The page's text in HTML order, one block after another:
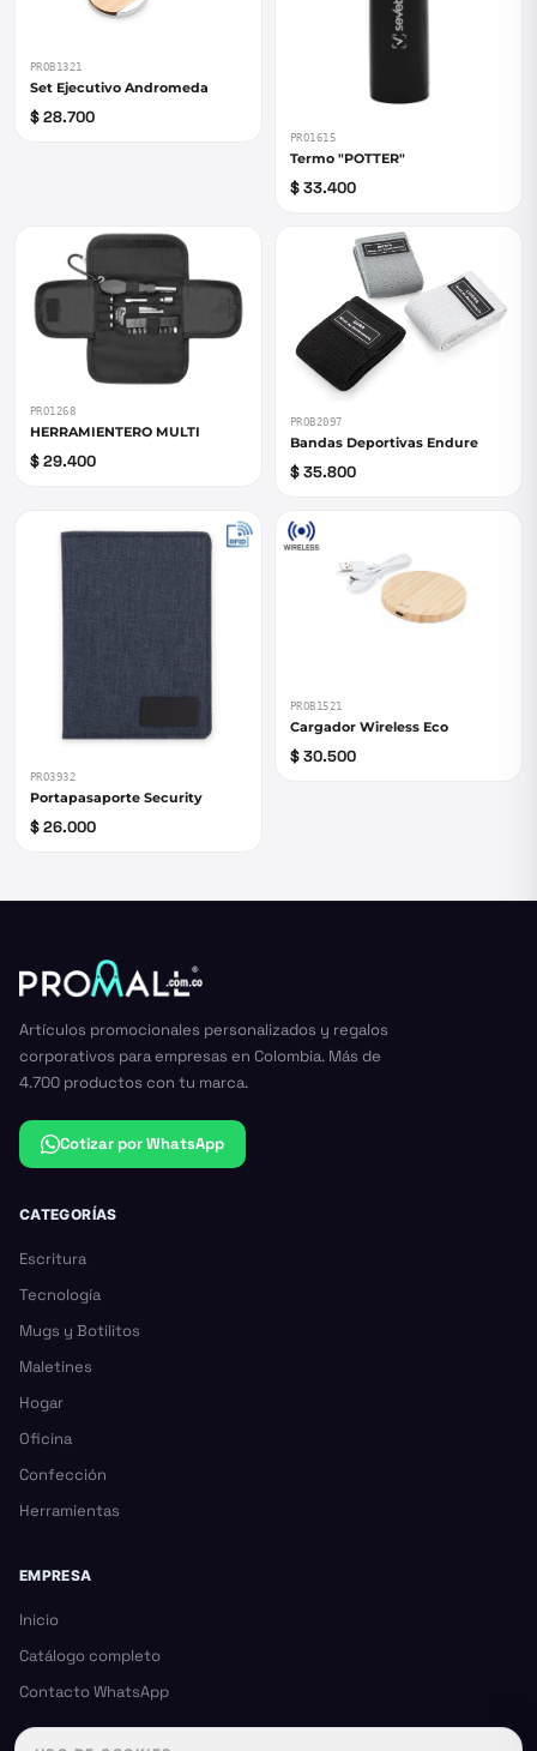
PROB1321
Set Ejecutivo Andromeda
$ 28.700
PRO1615
Termo "POTTER"
$ 33.400
PRO1268
HERRAMIENTERO MULTI
$ 29.400
PROB2097
Bandas Deportivas Endure
$ 35.800
PRO3932
Portapasaporte Security
$ 26.000
PROB1521
Cargador Wireless Eco
$ 30.500
Artículos promocionales personalizados y regalos
corporativos para empresas en Colombia. Más de
4.700 productos con tu marca.
Cotizar por WhatsApp
CATEGORÍAS
Escritura
Tecnología
Mugs y Botilitos
Maletines
Hogar
Oficina
Confección
Herramientas
EMPRESA
Inicio
Catálogo completo
Contacto WhatsApp